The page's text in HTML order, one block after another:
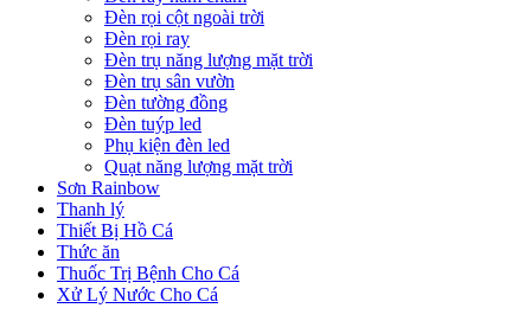
Đèn rọi cột ngoài trời
Đèn rọi ray
Đèn trụ năng lượng mặt trời
Đèn trụ sân vườn
Đèn tường đồng
Đèn tuýp led
Phụ kiện đèn led
Quạt năng lượng mặt trời
Sơn Rainbow
Thanh lý
Thiết Bị Hồ Cá
Thức ăn
Thuốc Trị Bệnh Cho Cá
Xử Lý Nước Cho Cá